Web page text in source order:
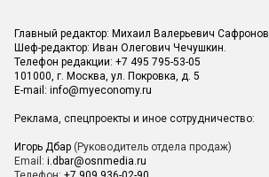
Главный редактор: Михаил Валерьевич
Шеф-редактор: Иван Олегович Чечушкин.
Телефон редакции: +7 495 795-53-05
101000, г. Москва, ул. Покровка, д. 5
E-mail: info@myeconomy.ru
Реклама, спецпроекты и иное сотрудничество:
Игорь Дбар (Руководитель отдела продаж)
Email: i.dbar@osnmedia.ru